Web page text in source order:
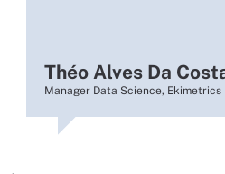
Théo Alves Da
Manager Data Science, Ekimetrics